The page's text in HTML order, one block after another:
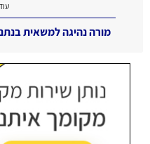
מורה נהיגה למשאית